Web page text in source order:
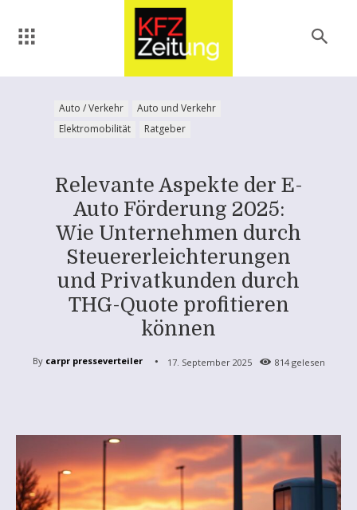
Auto / Verkehr
Auto und Verkehr
Elektromobilität
Ratgeber
Relevante Aspekte der E-
Auto Förderung 2025:
Wie Unternehmen durch
Steuererleichterungen
und Privatkunden durch
THG-Quote profitieren
können
By carpr presseverteiler 17. September 2025 814gelesen